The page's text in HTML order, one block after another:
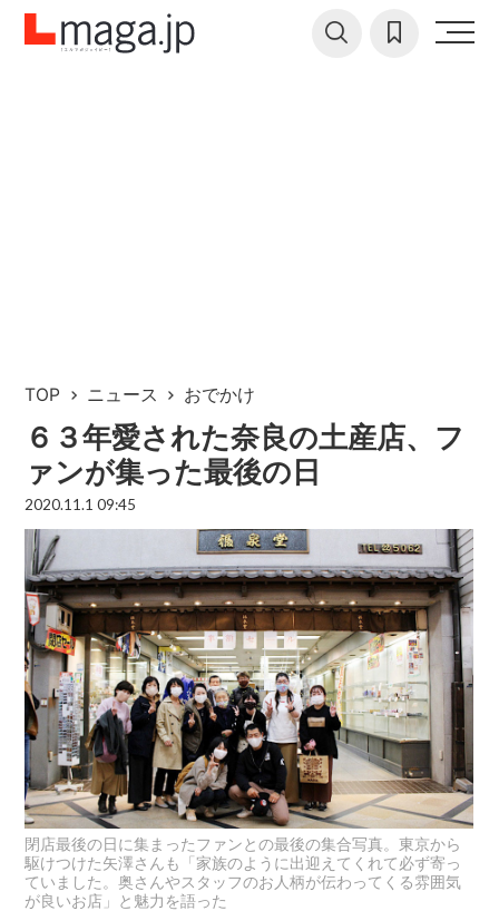
TOP ニュース おでかけ
６３年愛された奈良の土産店、フ
ァンが集った最後の日
2020.11.1 09:45
閉店最後の日に集まったファンとの最後の集合写真。東京から
駆けつけた矢澤さんも「家族のように出迎えてくれて必ず寄っ
ていました。奥さんやスタッフのお人柄が伝わってくる雰囲気
が良いお店」と魅力を語った